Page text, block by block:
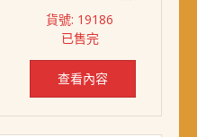
價
格：
NT$ 638。NT$ 588。
貨號: 19186
已售完
查看內容